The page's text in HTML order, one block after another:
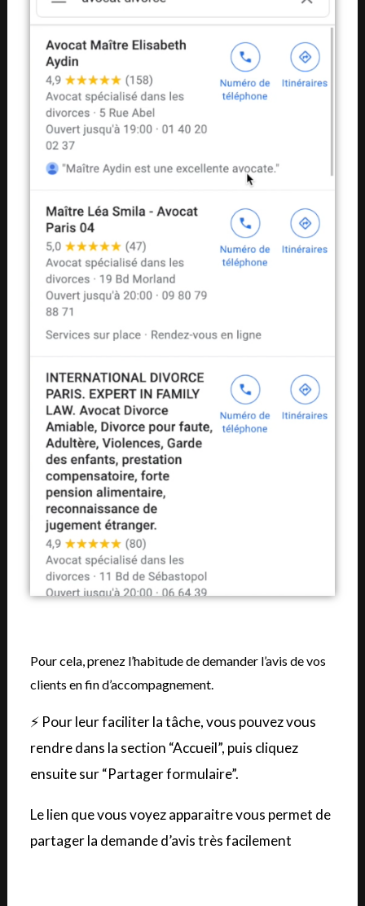
Pour cela, prenez l’habitude de demander l’avis de vos
clients en fin d’accompagnement.
⚡️ Pour leur faciliter la tâche, vous pouvez vous
rendre dans la section “Accueil”, puis cliquez
ensuite sur “Partager formulaire”.
Le lien que vous voyez apparaitre vous permet de
partager la demande d’avis très facilement